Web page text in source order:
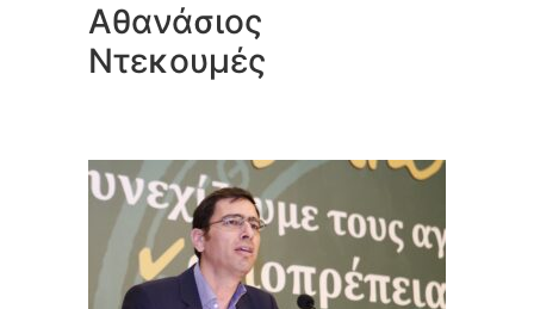
Αθανάσιος
Ντεκουμές